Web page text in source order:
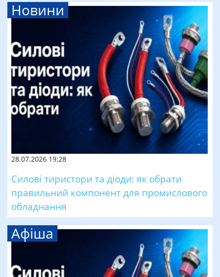
Новини
28.07.2026 19:28
Силові тиристори та діоди: як обрати
правильний компонент для промислового
обладнання
Афіша